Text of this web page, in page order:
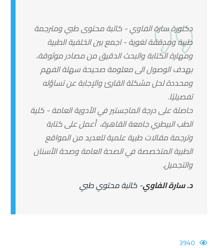
دكتورة سارة الفاوي - كاتبة محتوى طبي ومترجمة
طبية ومدققة لغوية - اجمع بين الخلفية الطبية
ومهارة الكتابة والبحث الدقيق من مصادر موثوقة،
بهدف الوصول الى معلومة صحيحة سهلة الفهم
ومحددة لحل مشكلة القارئ والإجابة عن تساؤله
تفصيليًا.
حاصلة على درجة الماجستير في الأدوية العامة - كلية
الطب البيطري جامعة القاهرة، أعمل على كتابة
وترجمة مقالات طبية علمية للعديد من المواقع
الطبية المتخصصة في الصحة العامة وصحة الأسنان
والتجميل.
د. سارة الفاوي- كاتبة محتوي طبي
3940